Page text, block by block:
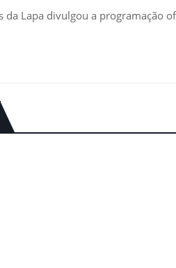
da Lapa divulgou a programação